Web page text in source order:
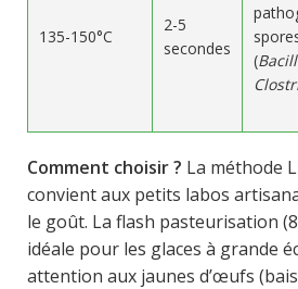
135-150°C
2-5
secondes
(
Comment choisir ? La méthode
convient aux petits labos
le goût. La flash pasteurisation
idéale pour les glaces à grande
attention aux jaunes d’œufs